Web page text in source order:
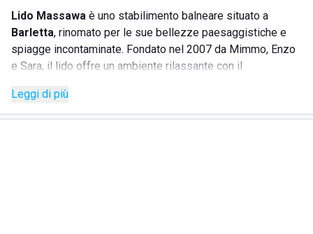
Lido Massawa è uno stabilimento balneare situato a
Barletta, rinomato per le sue bellezze paesaggistiche e
spiagge incontaminate. Fondato nel 2007 da Mimmo, Enzo
e Sara, il lido offre un ambiente rilassante con il
noleggiare ombrelloni, sdraio e lettini, disposti a distanza
per garantire tranquillità e privacy. Il lido è perfetto per
Leggi di più